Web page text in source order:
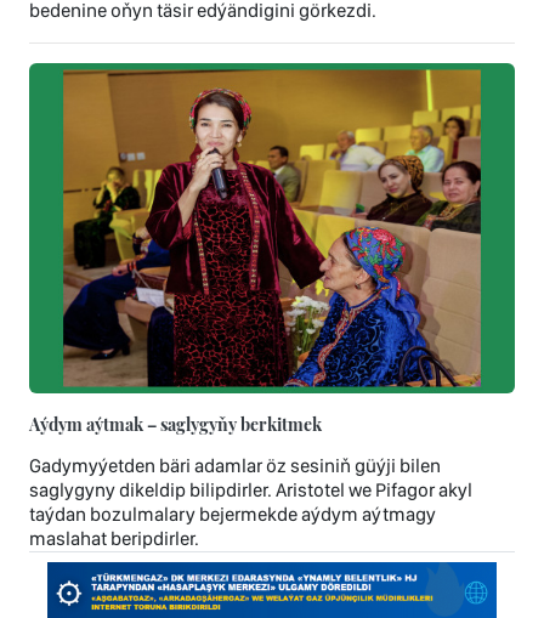
bedenine oňyn täsir edýändigini görkezdi.
Aýdym aýtmak – saglygyňy berkitmek
Gadymyýetden bäri adamlar öz sesiniň güýji bilen
saglygyny dikeldip bilipdirler. Aristotel we Pifagor akyl
taýdan bozulmalary bejermekde aýdym aýtmagy
maslahat beripdirler.